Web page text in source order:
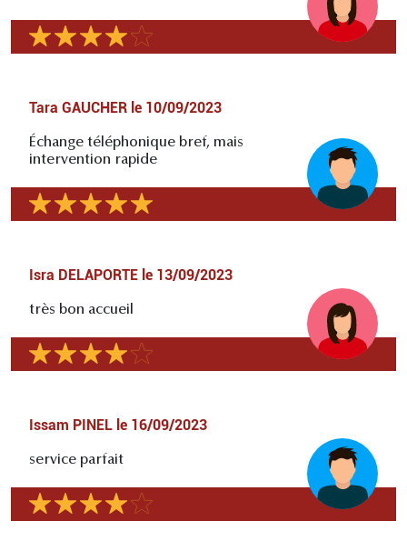
Tara GAUCHER le 10/09/2023
Échange téléphonique bref, mais
intervention rapide
Isra DELAPORTE le 13/09/2023
très bon accueil
Issam PINEL le 16/09/2023
service parfait